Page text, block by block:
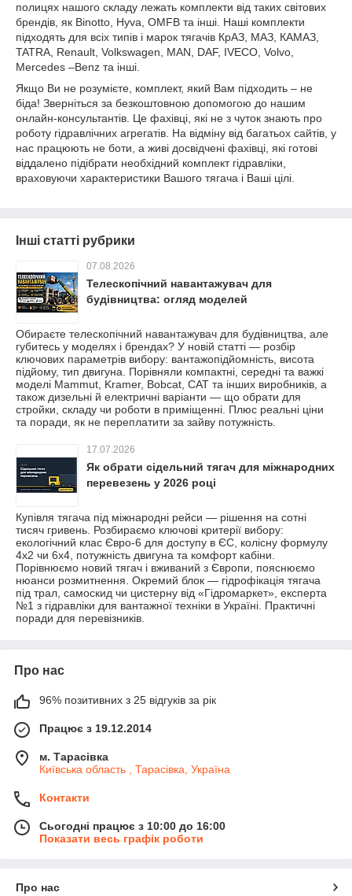
полицях нашого складу лежать комплекти від таких світових
брендів, як Binotto, Hyva, OMFB та інші. Наші комплекти
підходять для всіх типів і марок тягачів КрАЗ, МАЗ, КАМАЗ,
TATRA, Renault, Volkswagen, MAN, DAF, IVECO, Volvo,
Mercedes –Benz та інші.
Якщо Ви не розумієте, комплект, який Вам підходить – не
біда! Зверніться за безкоштовною допомогою до нашим
онлайн-консультантів. Це фахівці, які не з чуток знають про
роботу гідравлічних агрегатів. На відміну від багатьох сайтів, у
нас працюють не боти, а живі досвідчені фахівці, які готові
віддалено підібрати необхідний комплект гідравліки,
враховуючи характеристики Вашого тягача і Ваші цілі.
Інші статті рубрики
07.08.2026
Телескопічний навантажувач для
будівництва: огляд моделей
Обираєте телескопічний навантажувач для будівництва, але
губитесь у моделях і брендах? У новій статті — розбір
ключових параметрів вибору: вантажопідйомність, висота
підйому, тип двигуна. Порівняли компактні, середні та важкі
моделі Mammut, Kramer, Bobcat, CAT та інших виробників, а
також дизельні й електричні варіанти — що обрати для
стройки, складу чи роботи в приміщенні. Плюс реальні ціни
та поради, як не переплатити за зайву потужність.
17.07.2026
Як обрати сідельний тягач для міжнародних
перевезень у 2026 році
Купівля тягача під міжнародні рейси — рішення на сотні
тисяч гривень. Розбираємо ключові критерії вибору:
екологічний клас Євро-6 для доступу в ЄС, колісну формулу
4x2 чи 6x4, потужність двигуна та комфорт кабіни.
Порівнюємо новий тягач і вживаний з Європи, пояснюємо
нюанси розмитнення. Окремий блок — гідрофікація тягача
під трал, самоскид чи цистерну від «Гідромаркет», експерта
№1 з гідравліки для вантажної техніки в Україні. Практичні
поради для перевізників.
Про нас
96% позитивних з 25 відгуків за рік
Працює з 19.12.2014
м. Тарасівка
Київська область , Тарасівка, Україна
Контакти
Сьогодні працює з 10:00 до 16:00
Показати весь графік роботи
Про нас